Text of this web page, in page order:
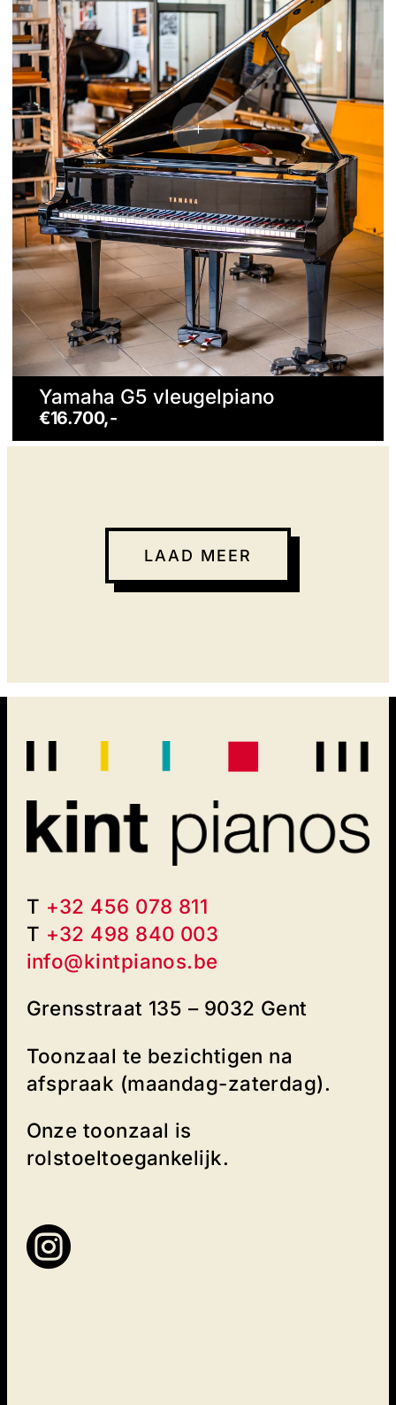
Yamaha G5 vleugelpiano
€16.700,-
LAAD MEER
T +32 456 078 811
T +32 498 840 003‬
info@kintpianos.be
Grensstraat 135 – 9032 Gent
Toonzaal te bezichtigen na
afspraak (maandag-zaterdag).
Onze toonzaal is
rolstoeltoegankelijk.
